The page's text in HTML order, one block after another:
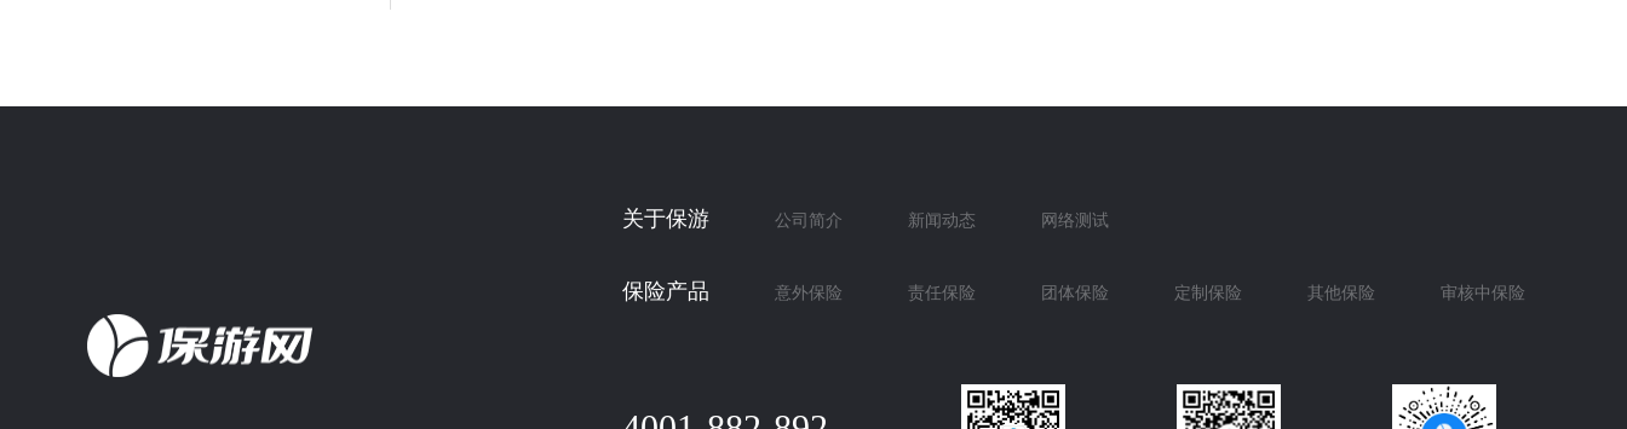
关于保游 公司简介 新闻动态 网络测试
保险产品 意外保险 责任保险 团体保险 定制保险 其他保险 审核中保险